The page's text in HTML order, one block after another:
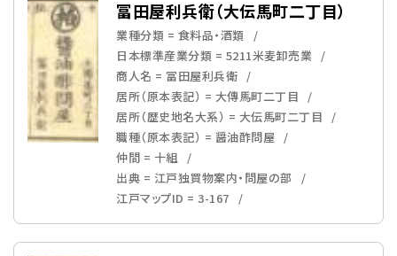
冨田屋利兵衛（大伝馬町二丁目）
業種分類 = 食料品・酒類
日本標準産業分類 = 5211米麦卸売業
商人名 = 冨田屋利兵衛
居所（原本表記） = 大傳馬町二丁目
居所（歴史地名大系） = 大伝馬町二丁目
職種（原本表記） = 醤油酢問屋
仲間 = 十組
出典 = 江戸独買物案内・問屋の部
江戸マップID = 3-167